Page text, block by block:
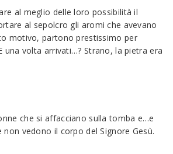
al meglio delle loro possibilità il
al sepolcro gli aromi che avevano
motivo, partono prestissimo per
una volta arrivati…? Strano, la pietra era
che si affacciano sulla tomba e…e
non vedono il corpo del Signore Gesù.